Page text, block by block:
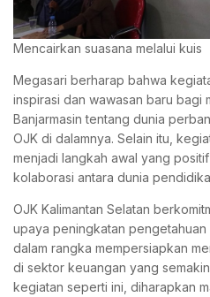
Mencairkan suasana melalui kuis
Megasari berharap bahwa
inspirasi dan wawasan baru bagi
Banjarmasin tentang dunia
OJK di dalamnya. Selain itu,
menjadi langkah awal yang
kolaborasi antara dunia
OJK Kalimantan Selatan
upaya peningkatan pengetahuan
dalam rangka mempersiapkan
di sektor keuangan yang
kegiatan seperti ini, diharapkan